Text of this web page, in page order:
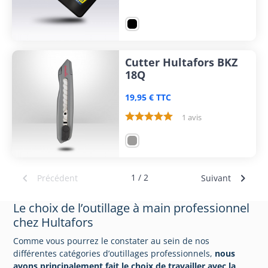
Cutter Hultafors BKZ
18Q
19,95 € TTC
1 avis
 Précédent 1 / 2 Suivant 
Le choix de l’outillage à main professionnel
chez Hultafors
Comme vous pourrez le constater au sein de nos
différentes catégories d’outillages professionnels, nous
avons principalement fait le choix de travailler avec la